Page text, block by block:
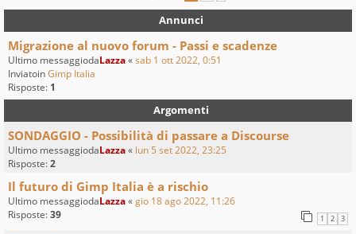
Annunci
Migrazione al nuovo forum - Passi e scadenze
Ultimo messaggiodaLazza«sab 1 ott 2022, 0:51
InviatoinGimp Italia
Risposte: 1
Argomenti
SONDAGGIO - Possibilità di passare a Discourse
Ultimo messaggiodaLazza« lun 5 set 2022, 23:25
Risposte:2
Il futuro di Gimp Italia è a rischio
Ultimo messaggiodaLazza«gio 18 ago 2022, 11:26
Risposte:39 1 2 3